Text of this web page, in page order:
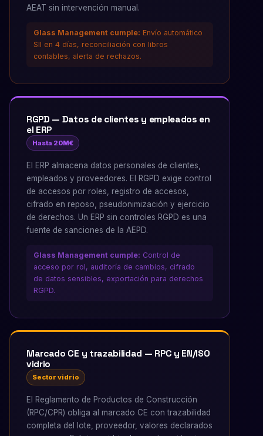
AEAT sin intervención manual.
Glass Management cumple: Envío automático
SII en 4 días, reconciliación con libros
contables, alerta de rechazos.
RGPD — Datos de clientes y empleados en
el ERP
Hasta 20M€
El ERP almacena datos personales de clientes,
empleados y proveedores. El RGPD exige control
de accesos por roles, registro de accesos,
cifrado en reposo, pseudonimización y ejercicio
de derechos. Un ERP sin controles RGPD es una
fuente de sanciones de la AEPD.
Glass Management cumple: Control de
acceso por rol, auditoría de cambios, cifrado
de datos sensibles, exportación para derechos
RGPD.
Marcado CE y trazabilidad — RPC y EN/ISO
vidrio
Sector vidrio
El Reglamento de Productos de Construcción
(RPC/CPR) obliga al marcado CE con trazabilidad
completa del lote, proveedor, valores declarados